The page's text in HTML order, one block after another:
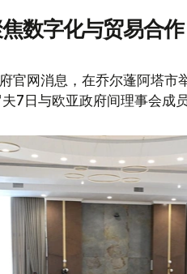
数字化与贸易合
官网消息，在乔尔蓬阿塔市
7日与欧亚政府间理事会成